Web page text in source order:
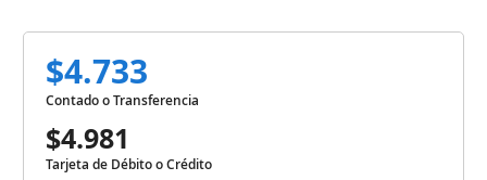
$4.733
Contado o Transferencia
$4.981
Tarjeta de Débito o Crédito